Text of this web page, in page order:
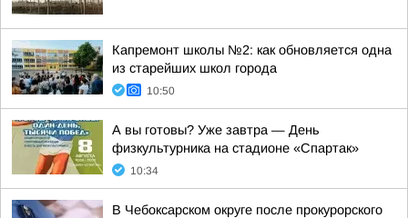
Капремонт школы №2: как обновляется одна
из старейших школ города
10:50
А вы готовы? Уже завтра — День
физкультурника на стадионе «Спартак»
10:34
В Чебоксарском округе после прокурорского